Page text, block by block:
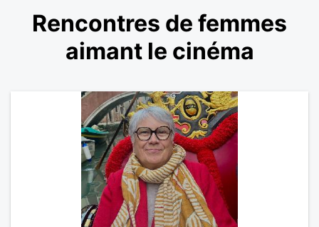
Rencontres de femmes
aimant le cinéma